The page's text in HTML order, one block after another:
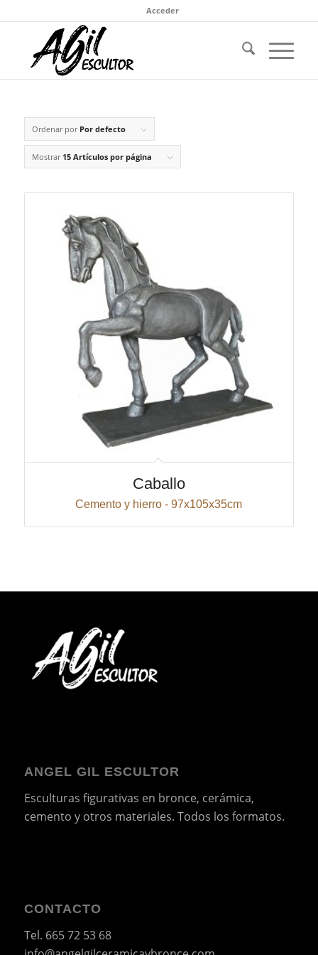
Acceder
Ordenar por Por defecto
Mostrar 15 Artículos por página
Caballo
Cemento y hierro - 97x105x35cm
ANGEL GIL ESCULTOR
Esculturas figurativas en bronce, cerámica,
cemento y otros materiales. Todos los formatos.
CONTACTO
Tel. 665 72 53 68